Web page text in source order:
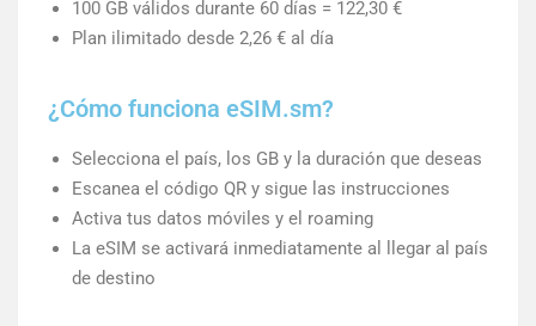
100 GB válidos durante 60 días = 122,30 €
Plan ilimitado desde 2,26 € al día
¿Cómo funciona eSIM.sm?
Selecciona el país, los GB y la duración que deseas
Escanea el código QR y sigue las instrucciones
Activa tus datos móviles y el roaming
La eSIM se activará inmediatamente al llegar al país
de destino